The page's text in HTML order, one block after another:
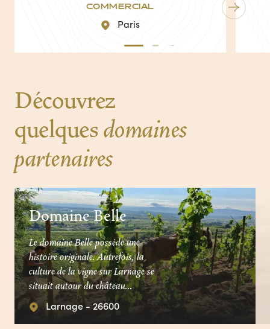
COMMERCIAL
Paris
Découvrez
quelquesdomaines
partenaires
Domaine Belle
Le domaine Belle possède une
histoire originale. Autrefois, la
culture de la vigne sur Larnage se
situait autour du château...
Larnage - 26600